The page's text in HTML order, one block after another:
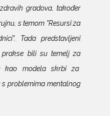
gradova, također
s temom "Resursi za
Tada predstavljeni
bili su temelj za
kao modela skrbi za
problemima mentalnog